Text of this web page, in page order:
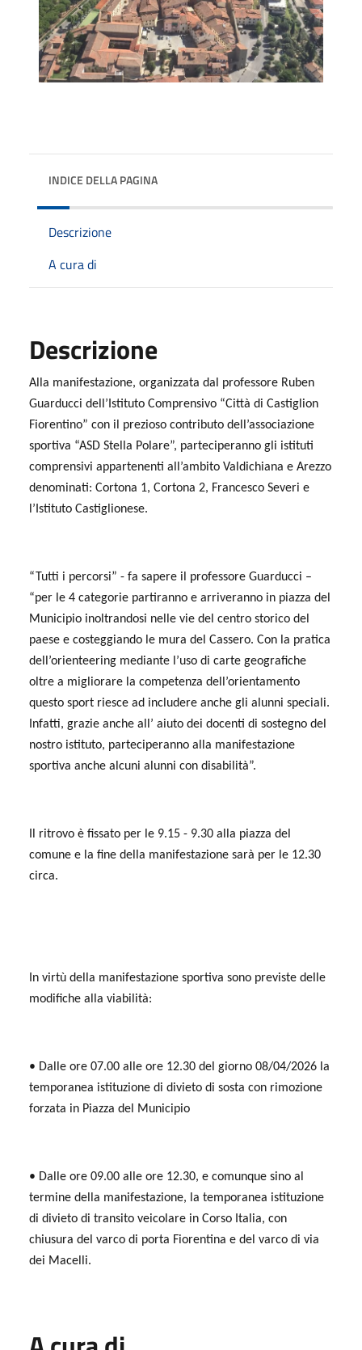
INDICE DELLA PAGINA
Descrizione
A cura di
Descrizione
Alla manifestazione, organizzata dal professore Ruben
Guarducci dell’Istituto Comprensivo “Città di Castiglion
Fiorentino” con il prezioso contributo dell’associazione
sportiva “ASD Stella Polare”, parteciperanno gli istituti
comprensivi appartenenti all’ambito Valdichiana e Arezzo
denominati: Cortona 1, Cortona 2, Francesco Severi e
l’Istituto Castiglionese.
“Tutti i percorsi” - fa sapere il professore Guarducci –
“per le 4 categorie partiranno e arriveranno in piazza del
Municipio inoltrandosi nelle vie del centro storico del
paese e costeggiando le mura del Cassero. Con la pratica
dell’orienteering mediante l’uso di carte geografiche
oltre a migliorare la competenza dell’orientamento
questo sport riesce ad includere anche gli alunni speciali.
Infatti, grazie anche all’ aiuto dei docenti di sostegno del
nostro istituto, parteciperanno alla manifestazione
sportiva anche alcuni alunni con disabilità”.
Il ritrovo è fissato per le 9.15 - 9.30 alla piazza del
comune e la fine della manifestazione sarà per le 12.30
circa.
In virtù della manifestazione sportiva sono previste delle
modifiche alla viabilità:
• Dalle ore 07.00 alle ore 12.30 del giorno 08/04/2026 la
temporanea istituzione di divieto di sosta con rimozione
forzata in Piazza del Municipio
• Dalle ore 09.00 alle ore 12.30, e comunque sino al
termine della manifestazione, la temporanea istituzione
di divieto di transito veicolare in Corso Italia, con
chiusura del varco di porta Fiorentina e del varco di via
dei Macelli.